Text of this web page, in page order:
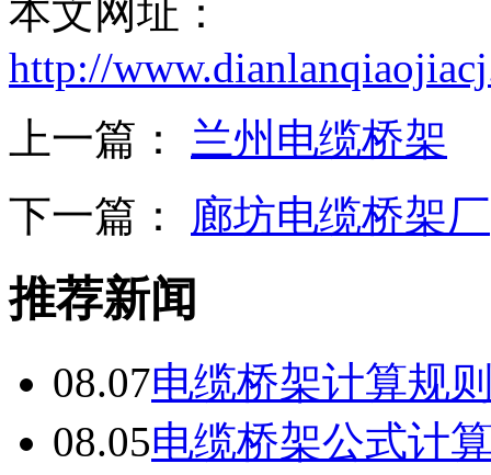
本文网址：
http://
上一篇： 兰州电缆桥架
下一篇： 廊坊电缆桥架厂
推荐新闻
08.07电缆桥架计算规
08.05电缆桥架公式计